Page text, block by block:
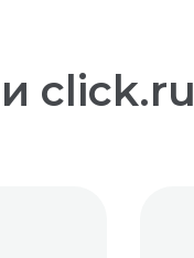
автоматически
click.ru